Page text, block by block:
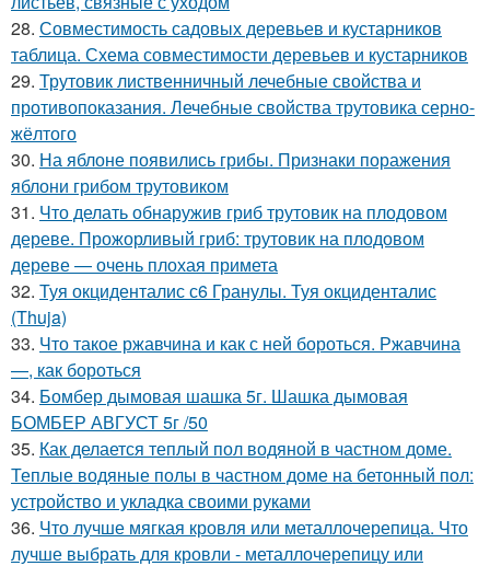
28. Совместимость садовых деревьев и кустарников
таблица. Схема совместимости деревьев и кустарников
29. Трутовик лиственничный лечебные свойства и
противопоказания. Лечебные свойства трутовика серно-
жёлтого
30. На яблоне появились грибы. Признаки поражения
яблони грибом трутовиком
31. Что делать обнаружив гриб трутовик на плодовом
дереве. Прожорливый гриб: трутовик на плодовом
дереве — очень плохая примета
32. Туя окциденталис с6 Гранулы. Туя окциденталис
(Thuja)
33. Что такое ржавчина и как с ней бороться. Ржавчина
—, как бороться
34. Бомбер дымовая шашка 5г. Шашка дымовая
БОМБЕР АВГУСТ 5г /50
35. Как делается теплый пол водяной в частном доме.
Теплые водяные полы в частном доме на бетонный пол:
устройство и укладка своими руками
36. Что лучше мягкая кровля или металлочерепица. Что
лучше выбрать для кровли - металлочерепицу или